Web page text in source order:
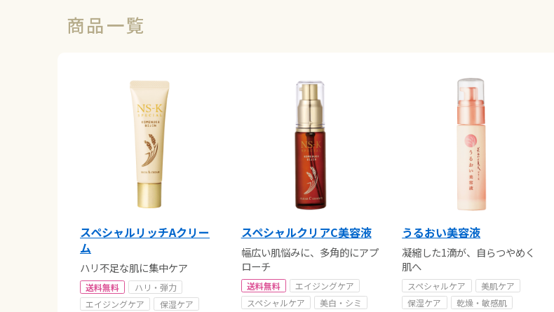
商品一覧
スペシャルリッチAクリー
ム
ハリ不足な肌に集中ケア
送料無料
ハリ・弾力
エイジングケア
保湿ケア
スペシャルクリアC美容液
幅広い肌悩みに、多角的にアプ
ローチ
送料無料
エイジングケア
スペシャルケア
美白・シミ
うるおい美容液
凝縮した1滴が、自らつやめく
肌へ
スペシャルケア
美肌ケア
保湿ケア
乾燥・敏感肌